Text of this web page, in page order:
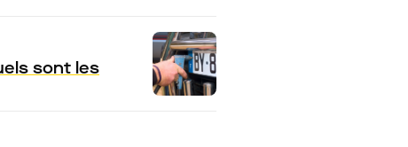
sont les